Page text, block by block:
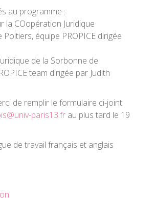
au programme :
la COopération Juridique
équipe PROPICE dirigée
de la Sorbonne de
team dirigée par Judith
de remplir le formulaire ci-joint
paris13.fr au plus tard le 19
de travail français et anglais